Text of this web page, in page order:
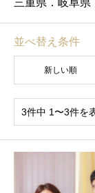
並べ替え条件
新しい順
3件中 1〜3件を